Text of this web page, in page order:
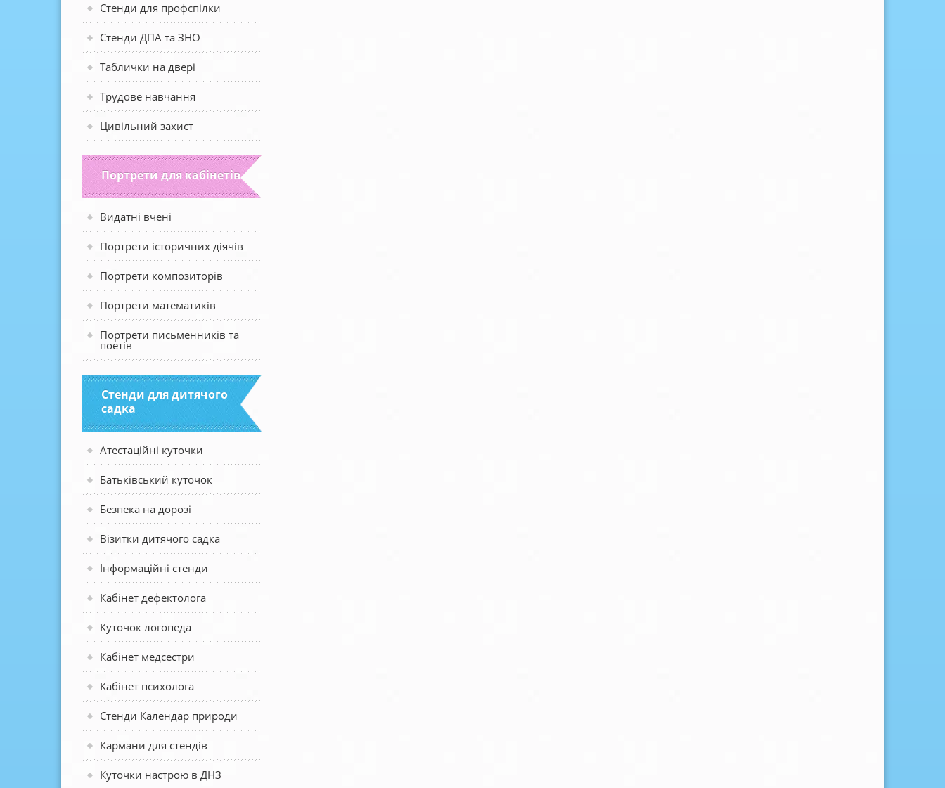
Стенди для профспілки
Стенди ДПА та ЗНО
Таблички на двері
Трудове навчання
Цивільний захист
Портрети для кабінетів
Видатні вчені
Портрети історичних діячів
Портрети композиторів
Портрети математиків
Портрети письменників та
поетів
Стенди для дитячого
садка
Атестаційні куточки
Батьківський куточок
Безпека на дорозі
Візитки дитячого садка
Інформаційні стенди
Кабінет дефектолога
Куточок логопеда
Кабінет медсестри
Кабінет психолога
Стенди Календар природи
Кармани для стендів
Куточки настрою в ДНЗ